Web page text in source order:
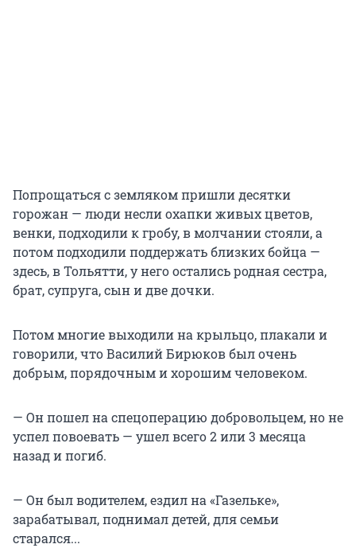
Попрощаться с земляком пришли десятки
горожан — люди несли охапки живых цветов,
венки, подходили к гробу, в молчании стояли, а
потом подходили поддержать близких бойца —
здесь, в Тольятти, у него остались родная сестра,
брат, супруга, сын и две дочки.
Потом многие выходили на крыльцо, плакали и
говорили, что Василий Бирюков был очень
добрым, порядочным и хорошим человеком.
— Он пошел на спецоперацию добровольцем, но не
успел повоевать — ушел всего 2 или 3 месяца
назад и погиб.
— Он был водителем, ездил на «Газельке»,
зарабатывал, поднимал детей, для семьи
старался...